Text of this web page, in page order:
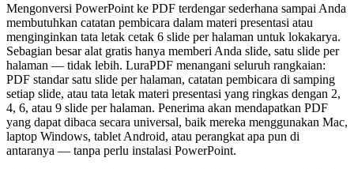
Mengonversi PowerPoint ke PDF terdengar sederhana sampai Anda
membutuhkan catatan pembicara dalam materi presentasi atau
menginginkan tata letak cetak 6 slide per halaman untuk lokakarya.
Sebagian besar alat gratis hanya memberi Anda slide, satu slide per
halaman — tidak lebih. LuraPDF menangani seluruh rangkaian:
PDF standar satu slide per halaman, catatan pembicara di samping
setiap slide, atau tata letak materi presentasi yang ringkas dengan 2,
4, 6, atau 9 slide per halaman. Penerima akan mendapatkan PDF
yang dapat dibaca secara universal, baik mereka menggunakan Mac,
laptop Windows, tablet Android, atau perangkat apa pun di
antaranya — tanpa perlu instalasi PowerPoint.